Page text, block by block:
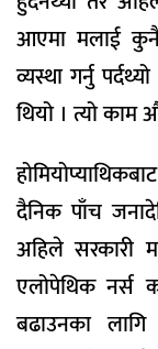
आएमा मलाई
व्यस्था गर्नु
थियो । त्यो काम
दैनिक पाँच
अहिले सरकारी
एलोपेथिक नर्स
बढाउनका